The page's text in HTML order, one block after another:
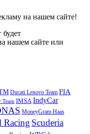
на нашем сайте!
нашем сайте или
Ducati Lenovo Team FIA
IMSA IndyCar
MoneyGram Haas
Racing Scuderia